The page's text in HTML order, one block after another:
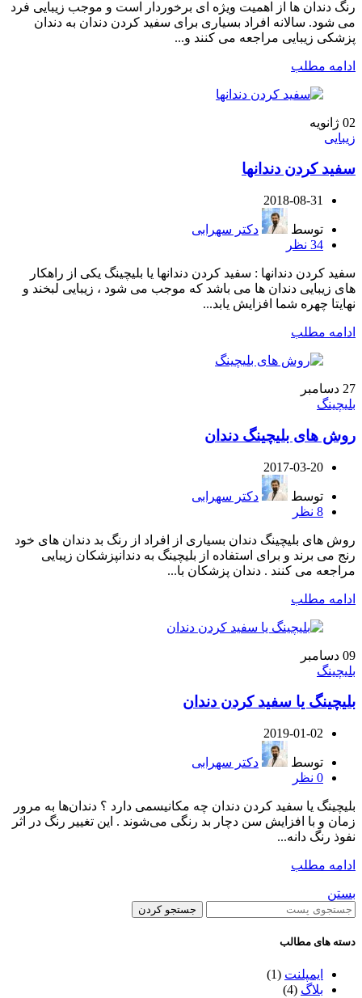
رنگ دندان ها از اهمیت ویژه ای برخوردار است و موجب زیبایی فرد
می شود. سالانه افراد بسیاری برای سفید کردن دندان به دندان
پزشکی زیبایی مراجعه می کنند و...
ادامه مطلب
02 ژانویه
زیبایی
سفید کردن دندانها
2018-08-31
توسط
دکتر سهرابی
34 نظر
سفید کردن دندانها : سفید کردن دندانها یا بلیچینگ یکی از راهکار
های زیبایی دندان ها می باشد که موجب می شود ، زیبایی لبخند و
نهایتا چهره شما افزایش یابد...
ادامه مطلب
27 دسامبر
بلیچینگ
روش های بلیچینگ دندان
2017-03-20
توسط
دکتر سهرابی
8 نظر
روش های بلیچینگ دندان بسیاری از افراد از رنگ بد دندان های خود
رنج می برند و برای استفاده از بلیچینگ به دندانپزشکان زیبایی
مراجعه می کنند . دندان پزشکان با...
ادامه مطلب
09 دسامبر
بلیچینگ
بلیچینگ یا سفید کردن دندان
2019-01-02
توسط
دکتر سهرابی
0 نظر
بلیچینگ یا سفید کردن دندان چه مکانیسمی دارد ؟ دندان‌ها به مرور
زمان و با افزایش سن دچار بد رنگی می‌شوند . این تغییر رنگ در اثر
نفوذ رنگ دانه...
ادامه مطلب
بستن
جستجو کردن
دسته های مطالب
ایمپلنت (1)
بلاگ (4)